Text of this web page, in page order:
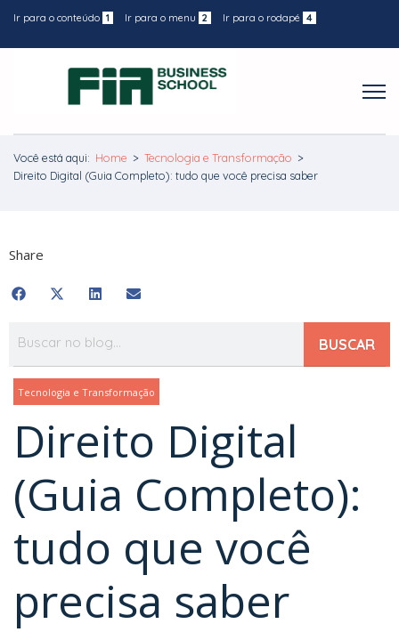
Ir para o conteúdo 1 Ir para o menu 2 Ir para o rodapé 4
Você está aqui: Home > Tecnologia e Transformação >
Direito Digital (Guia Completo): tudo que você precisa saber
Share
BUSCAR
Tecnologia e Transformação
Direito Digital
(Guia Completo):
tudo que você
precisa saber